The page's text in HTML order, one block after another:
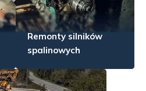
Remonty silników
spalinowych